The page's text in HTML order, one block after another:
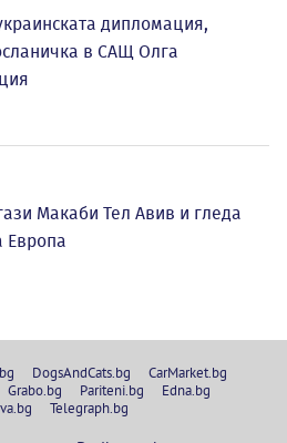
дипломация,
в САЩ Олга
Макаби Тел Авив и гледа
Европа
DogsAndCats.bg
CarMarket.bg
Grabo.bg Pariteni.bg
Edna.bg
Telegraph.bg